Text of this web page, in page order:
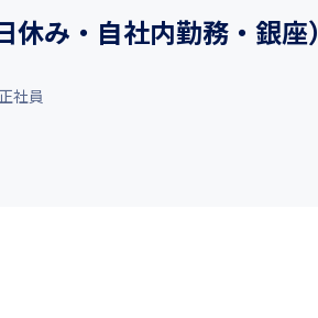
休み・自社内勤務・銀座）
正社員